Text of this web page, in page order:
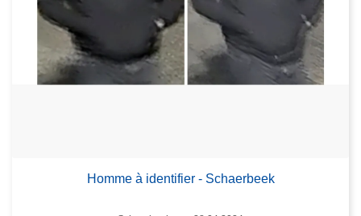
Homme à identifier - Schaerbeek